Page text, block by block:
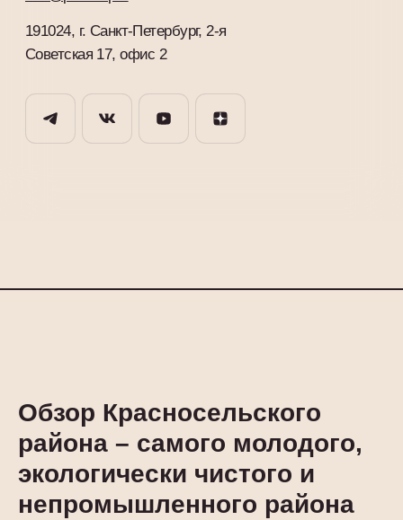
Обзор Красносельского
района – самого молодого,
экологически чистого и
непромышленного района